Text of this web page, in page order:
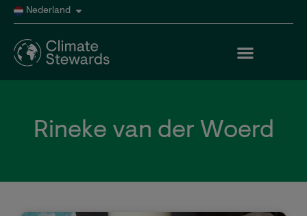
Nederland
Rineke van der Woerd